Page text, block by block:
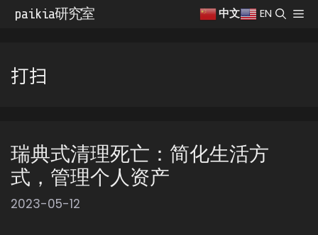
paikia研究室
菜
中文 EN
打扫
瑞典式清理死亡：简化生活方
式，管理个人资产
2023-05-12